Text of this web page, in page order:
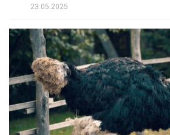
23.05.2025